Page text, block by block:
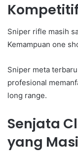
Kompetitif
Sniper rifle masih
Kemampuan one
Sniper meta
profesional
long range.
Senjata
yang